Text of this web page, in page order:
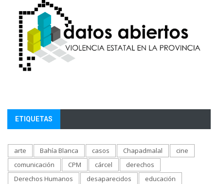
ETIQUETAS
arte Bahía Blanca casos Chapadmalal
cine
comunicación
CPM cárcel
derechos
Derechos Humanos
desaparecidos
educación